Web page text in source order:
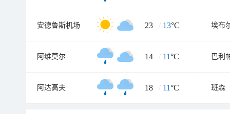
安德鲁斯机场 23 / 13°C 埃布
阿维莫尔 14 / 11°C 巴利
阿达高夫 18 / 11°C 班森